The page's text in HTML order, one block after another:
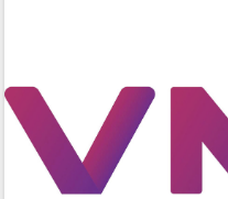
chức diễn tập trước ngày bầu cử
Chương trình “Gặp gỡ hữu nghị –
Friendship Meeting New Year 2026”
Bầu cử Quốc hội và HĐND: Cử tri Đắk
Lắk gửi gắm niềm tin, kỳ vọng vào lá